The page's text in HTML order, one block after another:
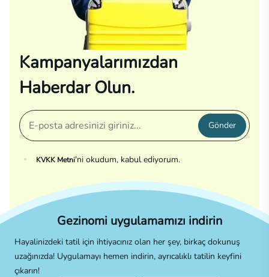
Kampanyalarımızdan
Haberdar Olun.
Gönder
KVKK Metni'ni okudum, kabul ediyorum.
Gezinomi uygulamamızı indirin
Hayalinizdeki tatil için ihtiyacınız olan her şey, birkaç dokunuş
uzağınızda! Uygulamayı hemen indirin, ayrıcalıklı tatilin keyfini
çıkarın!